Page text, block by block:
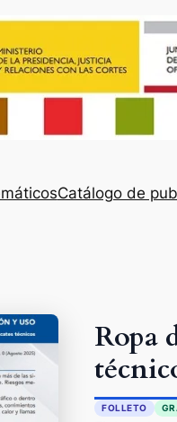
Catálogo de
Ropa
FOLLETO